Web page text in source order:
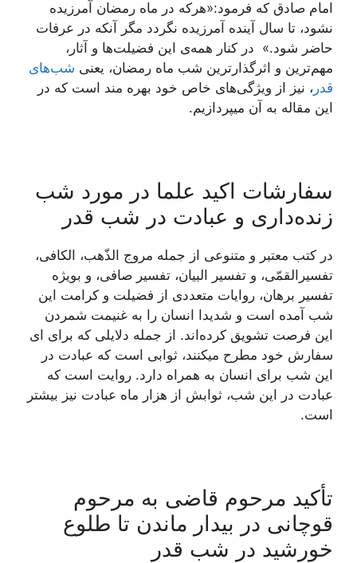
امام صادق که فرمود:«هرکه در ماه رمضان آمرزیده
نشود، تا سال آینده آمرزیده نگردد مگر آنکه در عرفات
حاضر شود.» در کنار همه‌ی این فضیلت‌ها و آثار،
مهم‌ترین و اثرگذارترین شب ماه رمضان، یعنی شب‌های
قدر ، نیز از ویژگی‌های خاص خود بهره مند است که در
این مقاله به آن میپردازیم.
سفارشات اکید علما در مورد شب
زنده‌داری و عبادت در شب قدر
در کتب معتبر و متنوعی از جمله مروج الذّهب، الکافی،
تفسیرالقمّی، و تفسیر البیان، تفسیر صافی، و بویژه
تفسیر برهان، روایات متعددی از فضیلت و کرامت این
شب آمده است و شدیدا انسان را به غنیمت شمردن
این فرصت تشویق کرده‌اند. از جمله دلایلی که برای ای
سفارش خود مطرح میکنند، ثوابی است که عبادت در
این شب برای انسان به همراه دارد. روایت است که
عبادت در این شب، ثوابش از هزار ماه عبادت نیز بیشتر
است.
تأکید مرحوم قاضی به مرحوم
قوچانی در بیدار ماندن تا طلوع
خورشید در شب قدر